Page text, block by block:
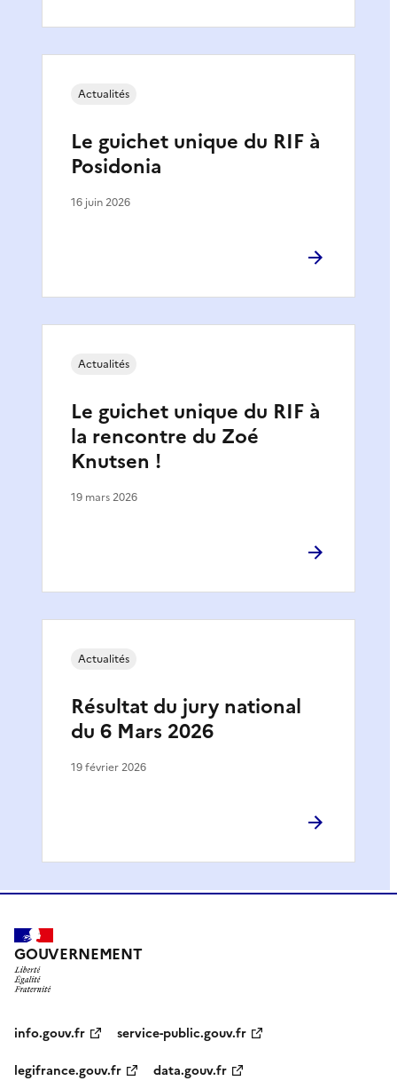
Le guichet unique du RIF à
Posidonia
Actualités
16 juin 2026
Le guichet unique du RIF à
la rencontre du Zoé
Knutsen !
Actualités
19 mars 2026
Résultat du jury national
du 6 Mars 2026
Actualités
19 février 2026
GOUVERNEMENT
info.gouv.fr
service-public.gouv.fr
legifrance.gouv.fr
data.gouv.fr